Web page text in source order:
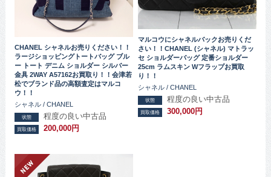
CHANEL シャネルお売りください！！
ラージショッピングトートバッグ ブル
ー トート デニム ショルダー シルバー
金具 2WAY A57162お買取り！！会津若
松でブランド品の高額査定はマルコ
ウ！！
シャネル / CHANEL
状態 程度の良い中古品
買取価格 200,000円
マルコウにシャネルバックお売りくだ
さい！！CHANEL (シャネル) マトラッ
セ ショルダーバッグ 定番ショルダー
25cm ラムスキン Wフラップお買取
り！！
シャネル / CHANEL
状態 程度の良い中古品
買取価格 300,000円